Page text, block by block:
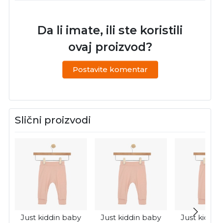
Da li imate, ili ste koristili
ovaj proizvod?
Postavite komentar
Slični proizvodi
Just kiddin baby
Just kiddin baby
Just